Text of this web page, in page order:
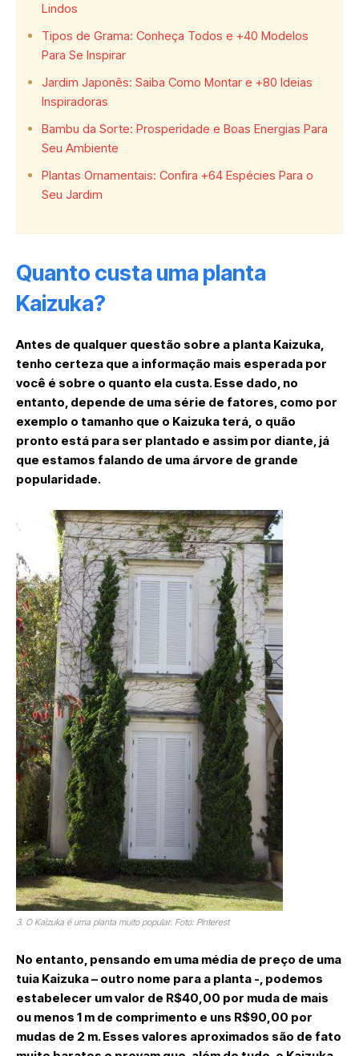
Lindos
Tipos de Grama: Conheça Todos e +40 Modelos
Para Se Inspirar
Jardim Japonês: Saiba Como Montar e +80 Ideias
Inspiradoras
Bambu da Sorte: Prosperidade e Boas Energias Para
Seu Ambiente
Plantas Ornamentais: Confira +64 Espécies Para o
Seu Jardim
Quanto custa uma planta
Kaizuka?
Antes de qualquer questão sobre a planta Kaizuka,
tenho certeza que a informação mais esperada por
você é sobre o quanto ela custa. Esse dado, no
entanto, depende de uma série de fatores, como por
exemplo o tamanho que o Kaizuka terá, o quão
pronto está para ser plantado e assim por diante, já
que estamos falando de uma árvore de grande
popularidade.
3. O Kaizuka é uma planta muito popular. Foto: Pinterest
No entanto, pensando em uma média de preço de uma
tuia Kaizuka – outro nome para a planta -, podemos
estabelecer um valor de R$40,00 por muda de mais
ou menos 1 m de comprimento e uns R$90,00 por
mudas de 2 m. Esses valores aproximados são de fato